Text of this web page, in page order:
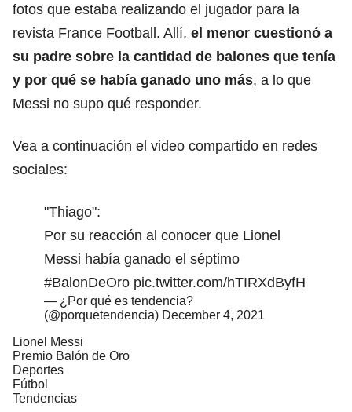
fotos que estaba realizando el jugador para la
revista France Football. Allí, el menor cuestionó a
su padre sobre la cantidad de balones que tenía
y por qué se había ganado uno más, a lo que
Messi no supo qué responder.
Vea a continuación el video compartido en redes
sociales:
"Thiago":
Por su reacción al conocer que Lionel
Messi había ganado el séptimo
#BalonDeOro pic.twitter.com/hTIRXdByfH
— ¿Por qué es tendencia?
(@porquetendencia) December 4, 2021
Lionel Messi
Premio Balón de Oro
Deportes
Fútbol
Tendencias